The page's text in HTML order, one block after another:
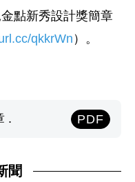
點新秀設計獎簡章
qkkrWn ）。
. PDF
聞